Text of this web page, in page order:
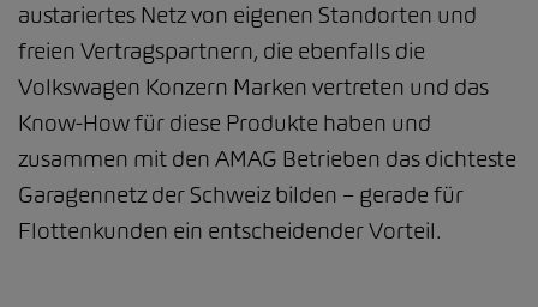
austariertes Netz von eigenen Standorten und
freien Vertragspartnern, die ebenfalls die
Volkswagen Konzern Marken vertreten und das
Know-How für diese Produkte haben und
zusammen mit den AMAG Betrieben das dichteste
Garagennetz der Schweiz bilden – gerade für
Flottenkunden ein entscheidender Vorteil.